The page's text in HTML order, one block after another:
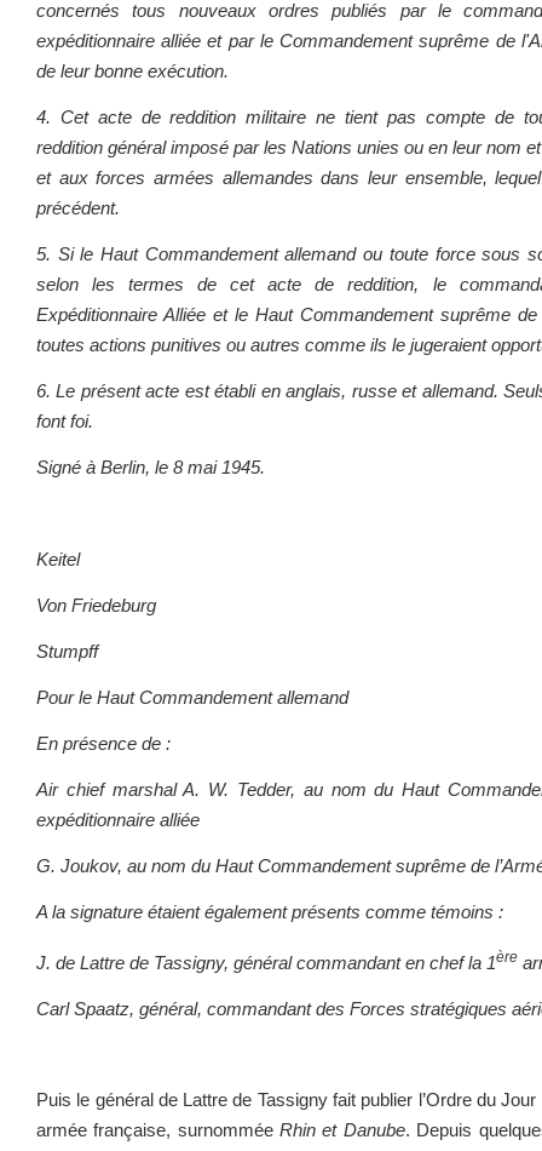
concernés tous nouveaux ordres publiés par le
expéditionnaire alliée et par le Commandement suprême de
de leur bonne exécution.
4. Cet acte de reddition militaire ne tient pas compte de
reddition général imposé par les Nations unies ou en leur nom
et aux forces armées allemandes dans leur ensemble,
précédent.
5. Si le Haut Commandement allemand ou toute force sous
selon les termes de cet acte de reddition, le
Expéditionnaire Alliée et le Haut Commandement suprême
toutes actions punitives ou autres comme ils le jugeraient
6. Le présent acte est établi en anglais, russe et allemand.
font foi.
Signé à Berlin, le 8 mai 1945.
Keitel
Von Friedeburg
Stumpff
Pour le Haut Commandement allemand
En présence de :
Air chief marshal A. W. Tedder, au nom du Haut
expéditionnaire alliée
G. Joukov, au nom du Haut Commandement suprême de
A la signature étaient également présents comme témoins :
J. de Lattre de Tassigny, général commandant en chef la 1ère
Carl Spaatz, général, commandant des Forces stratégiques
Puis le général de Lattre de Tassigny fait publier l’Ordre du
armée française, surnomméeRhin et Danube. Depuis